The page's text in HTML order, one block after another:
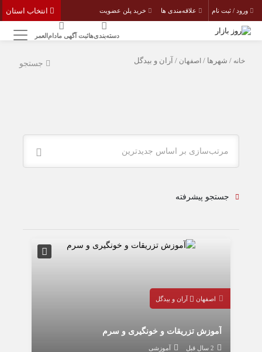
ورود / ثبت نام علاقه‌مندی ها خرید پلن عضویت
دسته‌بندی‌هاثبت آگهی مادام‌العمر
جستجو خانه / شهرها / اصفهان / آران و بیدگل
مرتب‌سازی بر اساس جدیدترین
جستجو پیشرفته
اصفهان آران و بیدگل
آموزش تزریقات و خونگیری و سرم
2 سال قبل آموزشی